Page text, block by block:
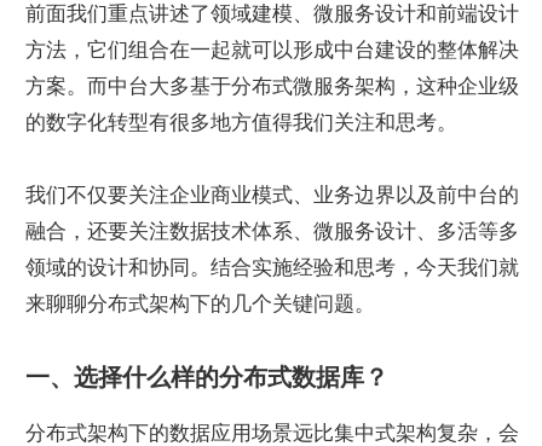
前面我们重点讲述了领域建模、微服务设计和前端设计
方法，它们组合在一起就可以形成中台建设的整体解决
方案。而中台大多基于分布式微服务架构，这种企业级
的数字化转型有很多地方值得我们关注和思考。
我们不仅要关注企业商业模式、业务边界以及前中台的
融合，还要关注数据技术体系、微服务设计、多活等多
领域的设计和协同。结合实施经验和思考，今天我们就
来聊聊分布式架构下的几个关键问题。
一、选择什么样的分布式数据库？
分布式架构下的数据应用场景远比集中式架构复杂，会